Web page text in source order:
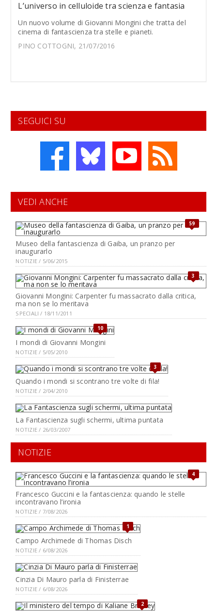
L’universo in celluloide tra scienza e fantasia
Un nuovo volume di Giovanni Mongini che tratta del
cinema di fantascienza tra stelle e pianeti.
PINO COTTOGNI, 21/07/2016
SEGUICI SU
VEDI ANCHE
59
Museo della fantascienza di Gaiba, un pranzo per
inaugurarlo
NOTIZIE / 5/06/2015
3
Giovanni Mongini: Carpenter fu massacrato dalla critica,
ma non se lo meritava
SPECIALI / 18/11/2011
10
I mondi di Giovanni Mongini
NOTIZIE / 5/05/2010
3
Quando i mondi si scontrano tre volte di fila!
NOTIZIE / 2/04/2010
La Fantascienza sugli schermi, ultima puntata
NOTIZIE / 26/03/2007
NOTIZIE
4
Francesco Guccini e la fantascienza: quando le stelle
incontravano l’ironia
NOTIZIE / 7/08/2026
1
Campo Archimede di Thomas Disch
NOTIZIE / 6/08/2026
Cinzia Di Mauro parla di Finisterrae
NOTIZIE / 6/08/2026
2